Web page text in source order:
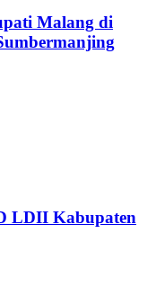
Malang di
LDII Kabupaten